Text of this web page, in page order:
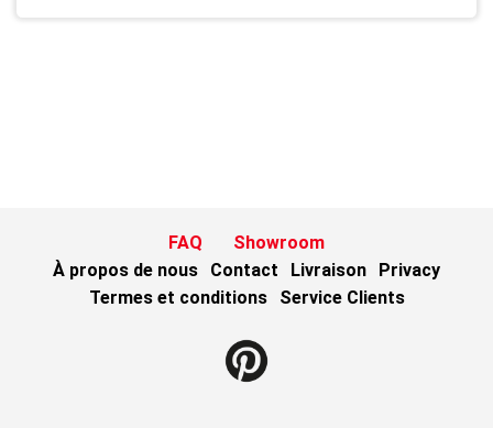
FAQ
Showroom
À propos de nous
Contact Livraison
Privacy
Termes et conditions
Service Clients